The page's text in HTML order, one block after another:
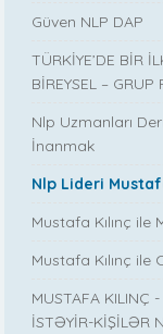
Güven NLP DAP
TÜRKİYE’DE BİR
BİREYSEL – GRUP
Nlp Uzmanları
İnanmak
Nlp Lideri
Mustafa Kılınç ile
Mustafa Kılınç ile
MUSTAFA KILINÇ
İSTƏYİR-KİŞİLƏR